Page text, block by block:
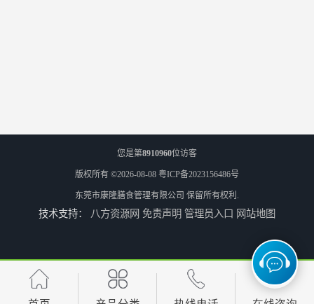
您是第8910960位访客
版权所有 ©2026-08-08 粤ICP备2023156486号
东莞市康隆膳食管理有限公司 保留所有权利.
技术支持： 八方资源网 免责声明 管理员入口 网站地图